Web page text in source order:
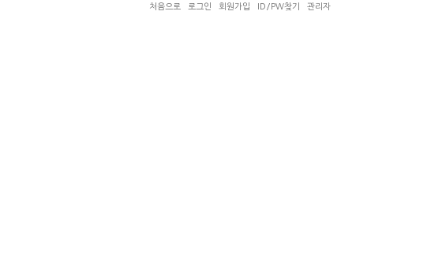
처음으로 로그인 회원가입 ID/PW찾기 관리자